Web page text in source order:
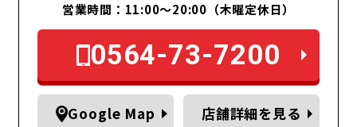
営業時間：11:00～20:00（木曜定休日）
0564-73-7200
Google Map 店舗詳細を見る